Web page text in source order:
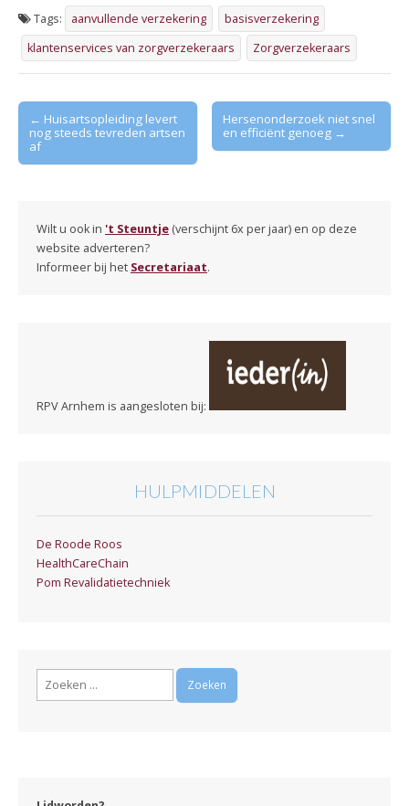
Tags: aanvullende verzekering
basisverzekering
klantenservices van zorgverzekeraars
Zorgverzekeraars
Post
navigation
← Huisartsopleiding levert
nog steeds tevreden artsen
af
Hersenonderzoek niet snel
en efficiënt genoeg →
Wilt u ook in 't Steuntje (verschijnt 6x per jaar) en op deze
website adverteren?
Informeer bij het Secretariaat.
RPV Arnhem is aangesloten bij:
HULPMIDDELEN
De Roode Roos
HealthCareChain
Pom Revalidatietechniek
Zoeken